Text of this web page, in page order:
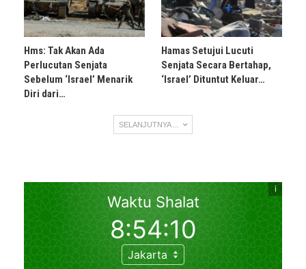
Hms: Tak Akan Ada
Perlucutan Senjata
Sebelum ‘Israel’ Menarik
Diri dari…
Hamas Setujui Lucuti
Senjata Secara Bertahap,
‘Israel’ Dituntut Keluar…
SELANJUTNYA ...